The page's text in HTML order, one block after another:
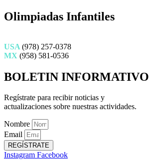
Olimpiadas Infantiles
USA (978) 257-0378
MX (958) 581-0536
BOLETIN INFORMATIVO
Regístrate para recibir noticias y
actualizaciones sobre nuestras actividades.
Nombre
Email
REGÍSTRATE
Instagram Facebook